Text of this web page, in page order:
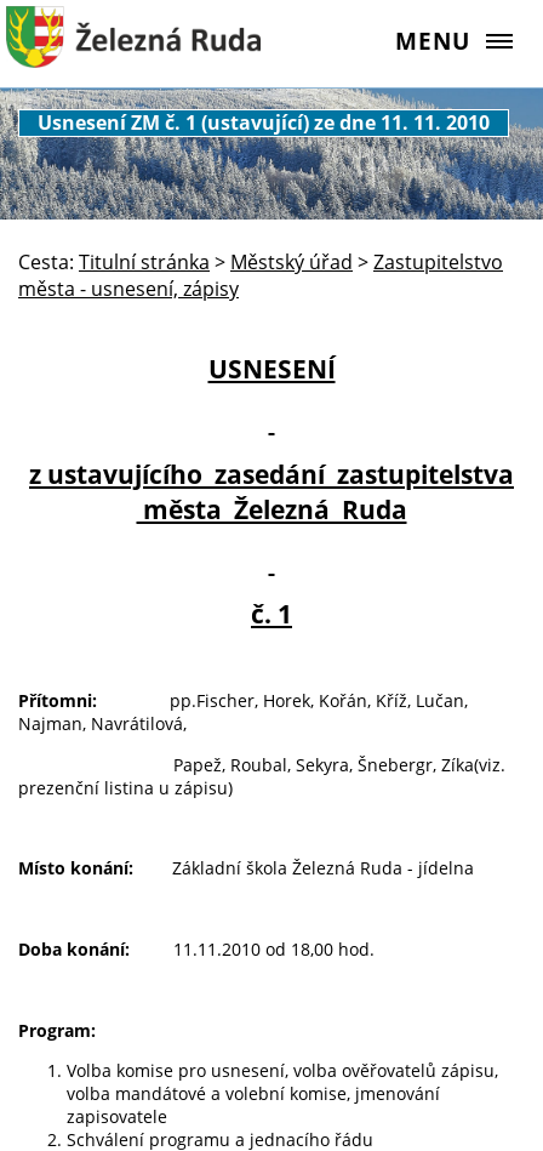
MENU
Usnesení ZM č. 1 (ustavující) ze dne 11. 11. 2010
Cesta: Titulní stránka > Městský úřad >Zastupitelstvo
města - usnesení, zápisy
USNESENÍ
z ustavujícího zasedání zastupitelstva
města Železná Ruda
č. 1
Přítomni: pp.Fischer, Horek, Kořán, Kříž, Lučan,
Najman, Navrátilová,
Papež, Roubal, Sekyra, Šnebergr, Zíka(viz.
prezenční listina u zápisu)
Místo konání: Základní škola Železná Ruda - jídelna
Doba konání: 11.11.2010 od 18,00 hod.
Program:
Volba komise pro usnesení, volba ověřovatelů zápisu,
volba mandátové a volební komise, jmenování
zapisovatele
Schválení programu a jednacího řádu